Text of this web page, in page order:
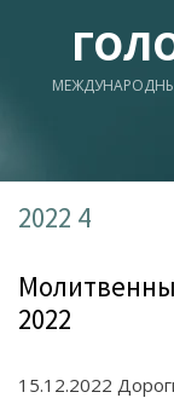
2022 4
2022
15.12.2022